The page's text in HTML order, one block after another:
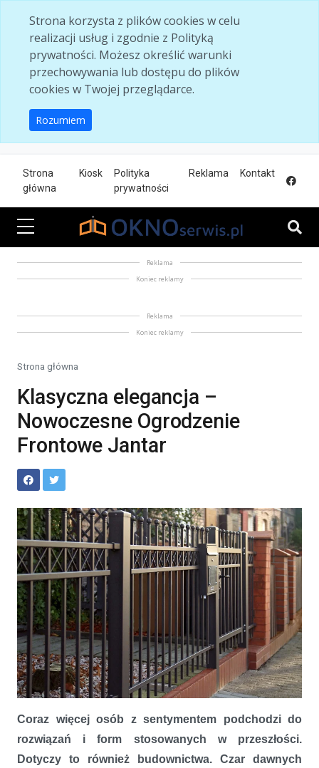
Strona korzysta z plików cookies w celu
realizacji usług i zgodnie z Polityką
prywatności. Możesz określić warunki
przechowywania lub dostępu do plików
cookies w Twojej przeglądarce.
Rozumiem
Strona
główna
Kiosk
Polityka
prywatności
Reklama Kontakt
Reklama
Koniec reklamy
Reklama
Koniec reklamy
Strona główna
Klasyczna elegancja –
Nowoczesne Ogrodzenie
Frontowe Jantar
Coraz więcej osób z sentymentem podchodzi do
rozwiązań i form stosowanych w przeszłości.
Dotyczy to również budownictwa. Czar dawnych